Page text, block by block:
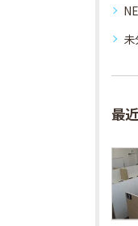
未
最